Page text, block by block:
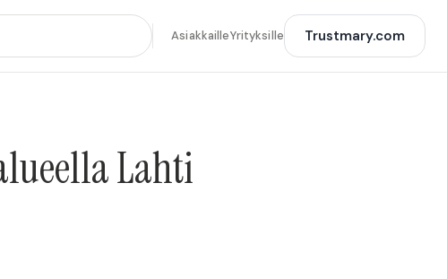
AsiakkailleYrityksille Trustmary.com
Lahti